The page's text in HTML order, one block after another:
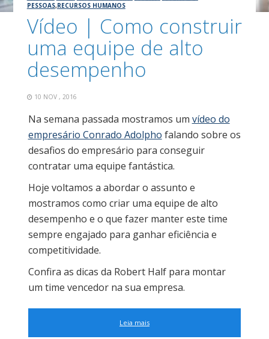
PESSOAS,RECURSOS HUMANOS
Vídeo | Como construir
uma equipe de alto
desempenho
10 NOV , 2016
Na semana passada mostramos um vídeo do
empresário Conrado Adolpho falando sobre os
desafios do empresário para conseguir
contratar uma equipe fantástica.
Hoje voltamos a abordar o assunto e
mostramos como criar uma equipe de alto
desempenho e o que fazer manter este time
sempre engajado para ganhar eficiência e
competitividade.
Confira as dicas da Robert Half para montar
um time vencedor na sua empresa.
Leia mais